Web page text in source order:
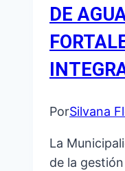
DE
PorSilvana
La
de la